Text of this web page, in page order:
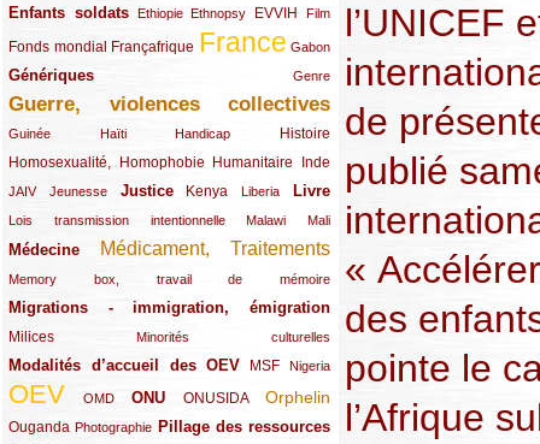
Enfants soldats
(68/289) Ethiopie
(12/289) Ethnopsy
(15/289) EVVIH
(55/289) Film
(22/289)
Fonds mondial
(48/289) Françafrique
(39/289) France
(289/289) Gabon
(12/289)
Génériques
(59/289) Genre
(22/289)
Guerre, violences collectives
(149/289)
Guinée
(12/289) Haïti
(15/289) Handicap
(10/289) Histoire
(49/289)
Homosexualité, Homophobie
(44/289) Humanitaire
(47/289) Inde
(34/289)
JAIV
(10/289)Jeunesse
(21/289) Justice
(65/289) Kenya
(35/289) Liberia
(25/289) Livre
(62/289)
Lois transmission intentionnelle
(24/289) Malawi
(11/289) Mali
(21/289)
Médecine
(62/289) Médicament, Traitements
(142/289)
Memory box, travail de mémoire
(11/289)
Migrations - immigration, émigration
(67/289)
Milices
(34/289) Minorités culturelles
(15/289)
Modalités d’accueil des OEV
(58/289) MSF
(54/289) Nigeria
(27/289)
OEV
(269/289) OMD
(26/289) ONU
(58/289) ONUSIDA
(44/289) Orphelin
(112/289)
Ouganda
(29/289) Photographie
(27/289) Pillage des ressources
(77/289)
l’UNICEF
de
publié
«
des
pointe le
l’Afrique